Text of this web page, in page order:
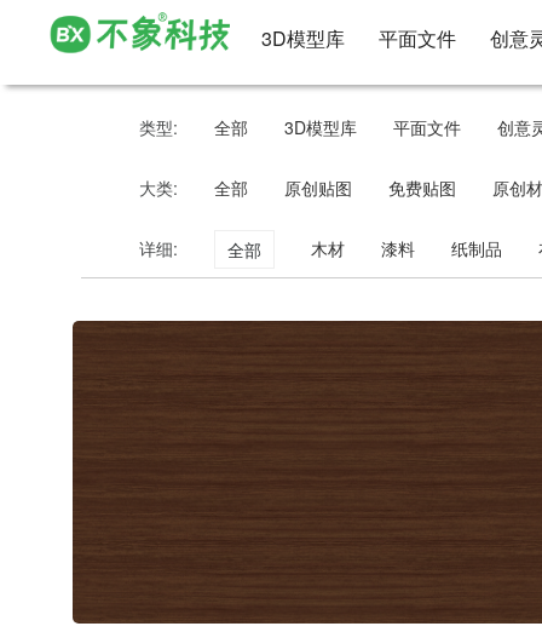
3D模型库 平面文件 创意
类型: 全部 3D模型库 平面文件 创意
大类: 全部 原创贴图 免费贴图 原创
详细: 全部 木材 漆料 纸制品